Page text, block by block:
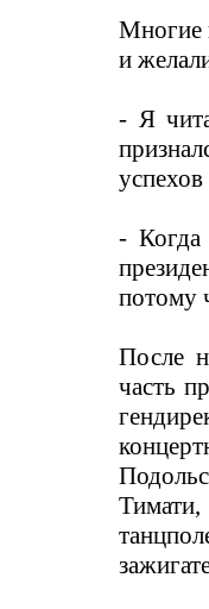
Многие
и
- Я
-
потому
После
часть